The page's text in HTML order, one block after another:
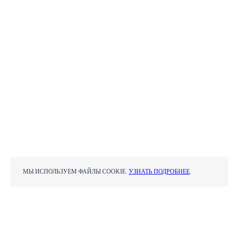
МЫ ИСПОЛЬЗУЕМ ФАЙЛЫ COOKIE. УЗНАТЬ ПОДРОБНЕЕ.